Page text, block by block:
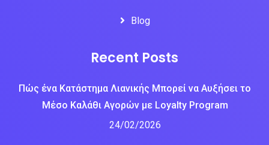
Blog
Recent Posts
Πώς ένα Κατάστημα Λιανικής Μπορεί να Αυξήσει το
Μέσο Καλάθι Αγορών με Loyalty Program
24/02/2026